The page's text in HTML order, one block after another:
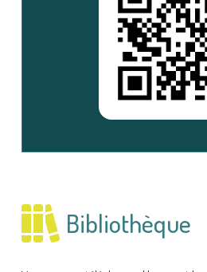
Bibliothèque